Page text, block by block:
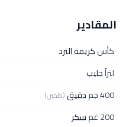
المقادير
كأسكريمة الترد
لتراًحليب
400 جم
دقيق(طحين)
200 غم
سكر